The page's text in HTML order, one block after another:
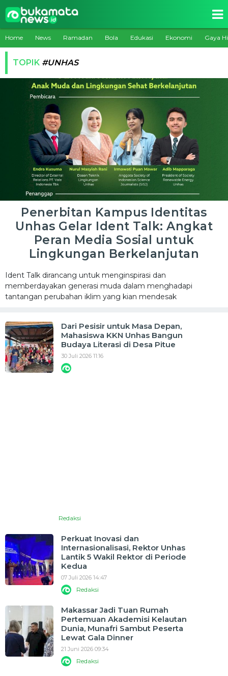
Home News Ramadan Bola Edukasi Ekonomi Gaya
TOPIK #UNHAS
Penerbitan Kampus Identitas
Unhas Gelar Ident Talk: Angkat
Peran Media Sosial untuk
Lingkungan Berkelanjutan
Ident Talk dirancang untuk menginspirasi dan
memberdayakan generasi muda dalam menghadapi
tantangan perubahan iklim yang kian mendesak
Dari Pesisir untuk Masa Depan,
Mahasiswa KKN Unhas Bangun
Budaya Literasi di Desa Pitue
30 Juli 2026 11:16
Redaksi
Perkuat Inovasi dan
Internasionalisasi, Rektor Unhas
Lantik 5 Wakil Rektor di Periode
Kedua
07 Juli 2026 14:47
Redaksi
Makassar Jadi Tuan Rumah
Pertemuan Akademisi Kelautan
Dunia, Munafri Sambut Peserta
Lewat Gala Dinner
21 Juni 2026 09:34
Redaksi